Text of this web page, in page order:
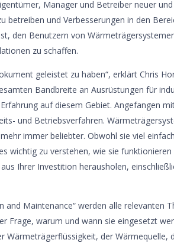
Manager und Betreiber neuer
und Verbesserungen in den
den Benutzern von
zu schaffen.
geleistet zu haben“, erklärt Chris
Bandbreite an Ausrüstungen für
auf diesem Gebiet. Angefangen
und Betriebsverfahren.
immer beliebter. Obwohl sie viel
wichtig zu verstehen, wie sie funktionieren
Ihrer Investition herausholen,
and Maintenance“ werden alle relevanten
Frage, warum und wann sie eingesetzt
Wärmeträgerflüssigkeit, der Wärmequelle,